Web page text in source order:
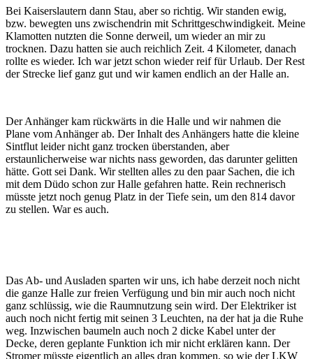
Bei Kaiserslautern dann Stau, aber so richtig. Wir standen ewig,
bzw. bewegten uns zwischendrin mit Schrittgeschwindigkeit. Meine
Klamotten nutzten die Sonne derweil, um wieder an mir zu
trocknen. Dazu hatten sie auch reichlich Zeit. 4 Kilometer, danach
rollte es wieder. Ich war jetzt schon wieder reif für Urlaub. Der Rest
der Strecke lief ganz gut und wir kamen endlich an der Halle an.
Der Anhänger kam rückwärts in die Halle und wir nahmen die
Plane vom Anhänger ab. Der Inhalt des Anhängers hatte die kleine
Sintflut leider nicht ganz trocken überstanden, aber
erstaunlicherweise war nichts nass geworden, das darunter gelitten
hätte. Gott sei Dank. Wir stellten alles zu den paar Sachen, die ich
mit dem Düdo schon zur Halle gefahren hatte. Rein rechnerisch
müsste jetzt noch genug Platz in der Tiefe sein, um den 814 davor
zu stellen. War es auch.
Das Ab- und Ausladen sparten wir uns, ich habe derzeit noch nicht
die ganze Halle zur freien Verfügung und bin mir auch noch nicht
ganz schlüssig, wie die Raumnutzung sein wird. Der Elektriker ist
auch noch nicht fertig mit seinen 3 Leuchten, na der hat ja die Ruhe
weg. Inzwischen baumeln auch noch 2 dicke Kabel unter der
Decke, deren geplante Funktion ich mir nicht erklären kann. Der
Stromer müsste eigentlich an alles dran kommen, so wie der LKW